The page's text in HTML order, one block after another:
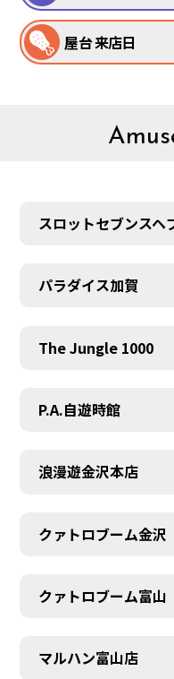
屋台 来店日
スロットセブンスヘ
パラダイス加賀
The Jungle 1000
P.A.自遊時館
浪漫遊金沢本店
クァトロブーム金沢
クァトロブーム富山
マルハン富山店